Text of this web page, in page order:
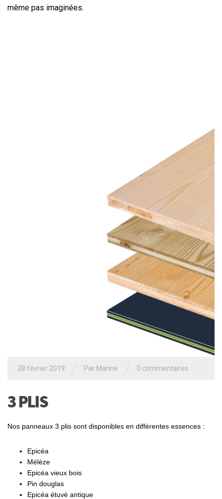
même pas imaginées.
28 février 2019 Par Marine 0 commentaires
3 PLIS
Nos panneaux 3 plis sont disponibles en différentes essences :
Epicéa
Mélèze
Epicéa vieux bois
Pin douglas
Epicéa étuvé antique